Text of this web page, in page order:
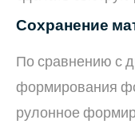
Сохранение
По сравнению с
формирования
рулонное